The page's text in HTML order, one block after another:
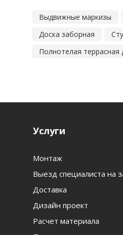
Выдвижные маркизы
Доска заборная
Полнотелая террасная
Услуги
Монтаж
Выезд специалиста на
Доставка
Дизайн проект
Расчет материала